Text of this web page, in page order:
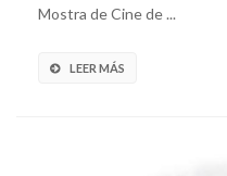
Mostra de Cine de ...
LEER MÁS